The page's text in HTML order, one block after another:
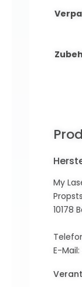
My
10178
E-Mail: